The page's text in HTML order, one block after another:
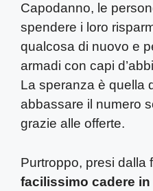
Capodanno, le
spendere i loro
qualcosa di nuovo e
armadi con capi
La speranza è quella
abbassare il numero
grazie alle offerte.
Purtroppo, presi dalla
facilissimo cadere